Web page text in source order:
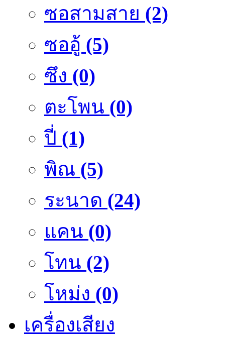
ซอสามสาย (2)
ซออู้ (5)
ซึง (0)
ตะโพน (0)
ปี่ (1)
พิณ (5)
ระนาด (24)
แคน (0)
โทน (2)
โหม่ง (0)
เครื่องเสียง